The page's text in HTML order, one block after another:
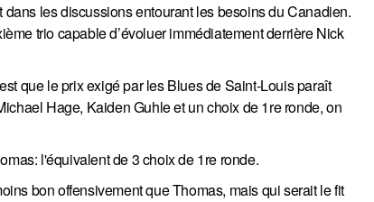
les discussions entourant les besoins du Canadien.
trio capable d’évoluer immédiatement derrière Nick
que le prix exigé par les Blues de Saint-Louis paraît
Hage, Kaiden Guhle et un choix de 1re ronde, on
l'équivalent de 3 choix de 1re ronde.
bon offensivement que Thomas, mais qui serait le fit